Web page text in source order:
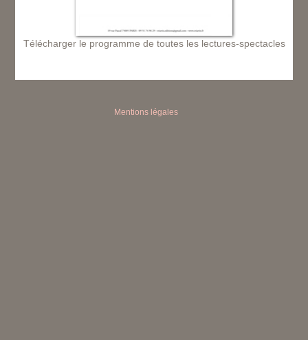
Télécharger le programme de toutes les lectures-spectacles
Mentions légales